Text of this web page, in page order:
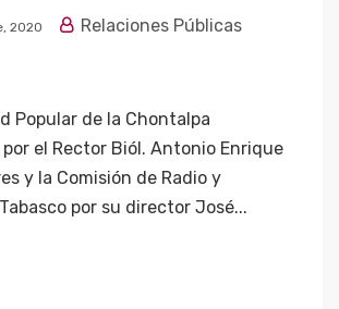
2020
Relaciones Públicas
Popular de la Chontalpa
el Rector Biól. Antonio Enrique
y la Comisión de Radio y
por su director José...